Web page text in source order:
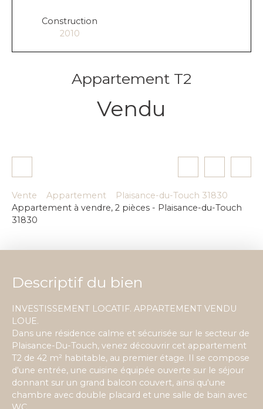
Construction
2010
Appartement T2
Vendu
Vente Appartement
Plaisance-du-Touch 31830
Appartement à vendre, 2 pièces - Plaisance-du-Touch
31830
Descriptif du bien
INVESTISSEMENT LOCATIF. APPARTEMENT VENDU
LOUE.
Dans une résidence calme et sécurisée sur le secteur de
Plaisance-Du-Touch, venez découvrir cet appartement
T2 de 42 m² habitable, au premier étage. Il se compose
d'une entrée, une cuisine équipée ouverte sur le séjour
donnant sur un grand balcon couvert, ainsi qu'une
chambre avec double placard et une salle de bain avec